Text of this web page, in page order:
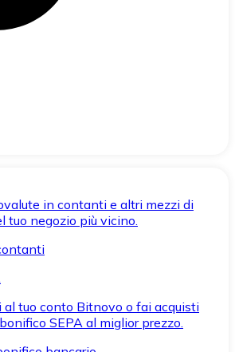
in contanti e altri mezzi di
tuo negozio più vicino.
tuo conto Bitnovo o fai acquisti
SEPA al miglior prezzo.